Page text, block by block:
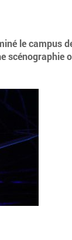
le campus
scénographie